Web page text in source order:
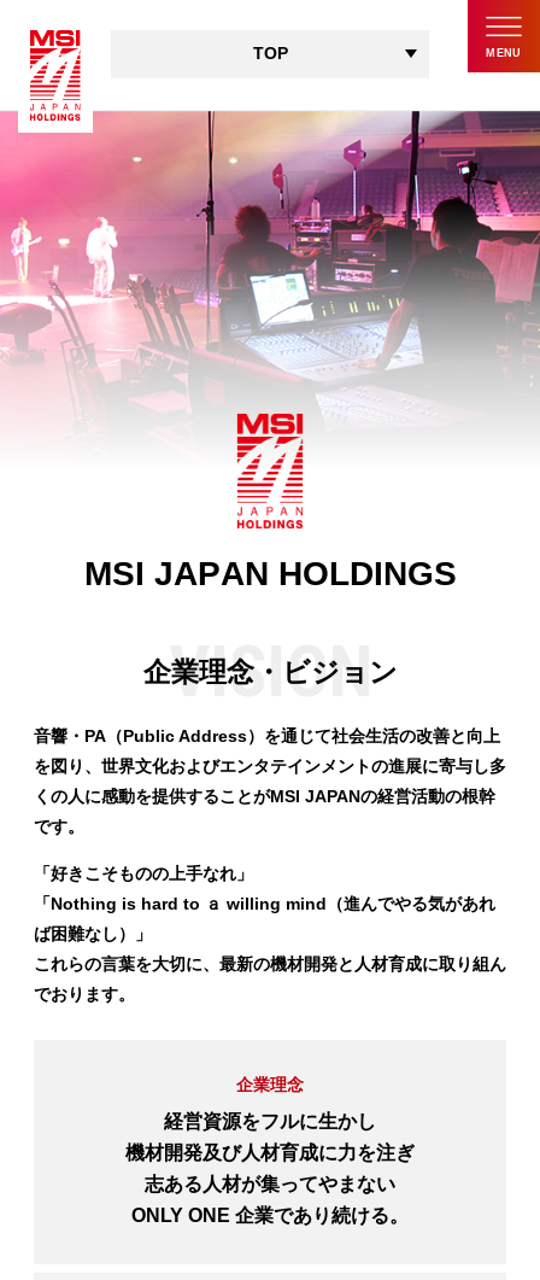
MENU
TOP
TOP
企業理念・ビジョン
CEOごあいさつ
COOごあいさつ
会社概要
MSI JAPAN HOLDINGS
企業理念・ビジョン
音響・PA（Public Address）を通じて社会生活の改善と向上
を図り、世界文化およびエンタテインメントの進展に寄与し多
くの人に感動を提供することがMSI JAPANの経営活動の根幹
です。
「好きこそものの上手なれ」
「Nothing is hard to ａ willing mind（進んでやる気があれ
ば困難なし）」
これらの言葉を大切に、最新の機材開発と人材育成に取り組ん
でおります。
企業理念
経営資源をフルに生かし
機材開発及び人材育成に力を注ぎ
志ある人材が集ってやまない
ONLY ONE 企業であり続ける。